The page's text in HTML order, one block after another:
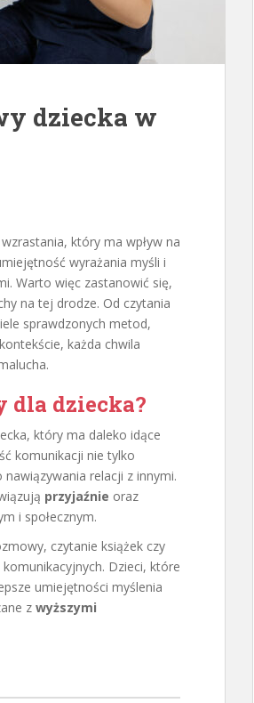
dziecka w
który ma wpływ na
wyrażania myśli i
Warto więc zastanowić się,
na tej drodze. Od czytania
sprawdzonych metod,
każda chwila
dla dziecka?
który ma daleko idące
komunikacji nie tylko
relacji z innymi.
przyjaźnie oraz
i społecznym.
czytanie książek czy
Dzieci, które
umiejętności myślenia
z wyższymi